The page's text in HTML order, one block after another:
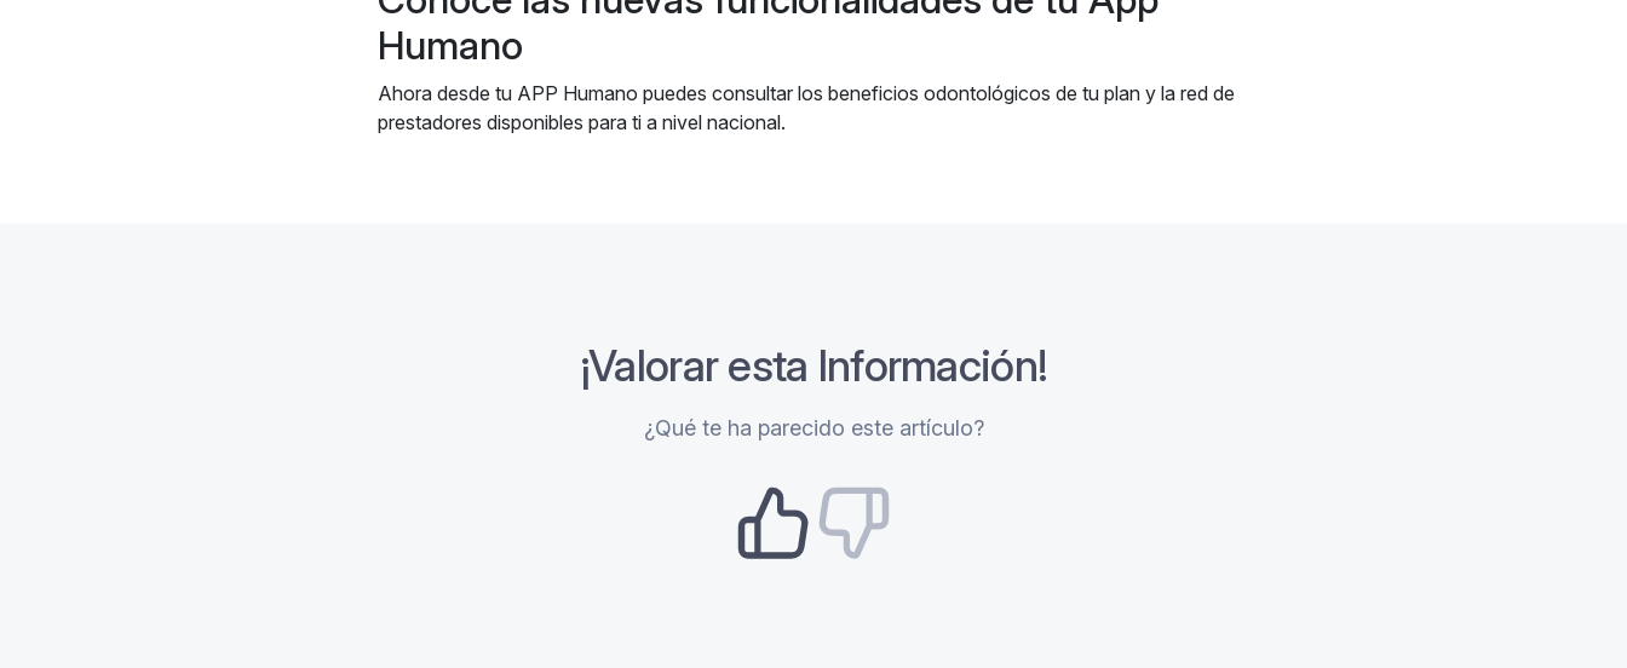
Humano
Ahora desde tu APP Humano puedes consultar los beneficios odontológicos de tu plan y la red de
prestadores disponibles para ti a nivel nacional.
¡Valorar esta Información!
¿Qué te ha parecido este artículo?